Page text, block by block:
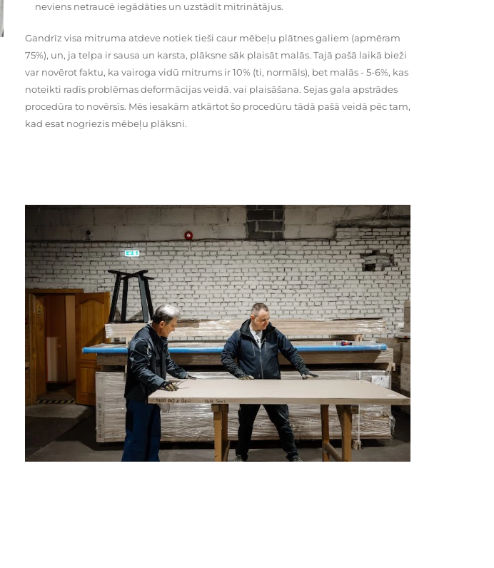
neviens netraucē iegādāties un uzstādīt mitrinātājus.
Gandrīz visa mitruma atdeve notiek tieši caur mēbeļu plātnes galiem (apmēram
75%), un, ja telpa ir sausa un karsta, plāksne sāk plaisāt malās. Tajā pašā laikā bieži
var novērot faktu, ka vairoga vidū mitrums ir 10% (ti, normāls), bet malās - 5-6%, kas
noteikti radīs problēmas deformācijas veidā. vai plaisāšana. Sejas gala apstrādes
procedūra to novērsīs. Mēs iesakām atkārtot šo procedūru tādā pašā veidā pēc tam,
kad esat nogriezis mēbeļu plāksni.